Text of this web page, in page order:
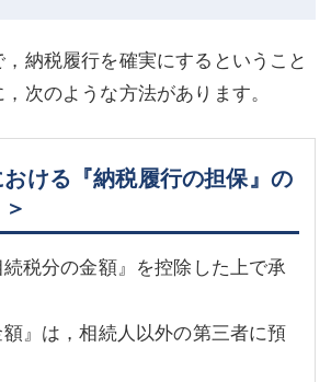
納税履行を確実にするということ
次のような方法があります。
おける『納税履行の担保』の
税分の金額』を控除した上で承
額』は，相続人以外の第三者に預